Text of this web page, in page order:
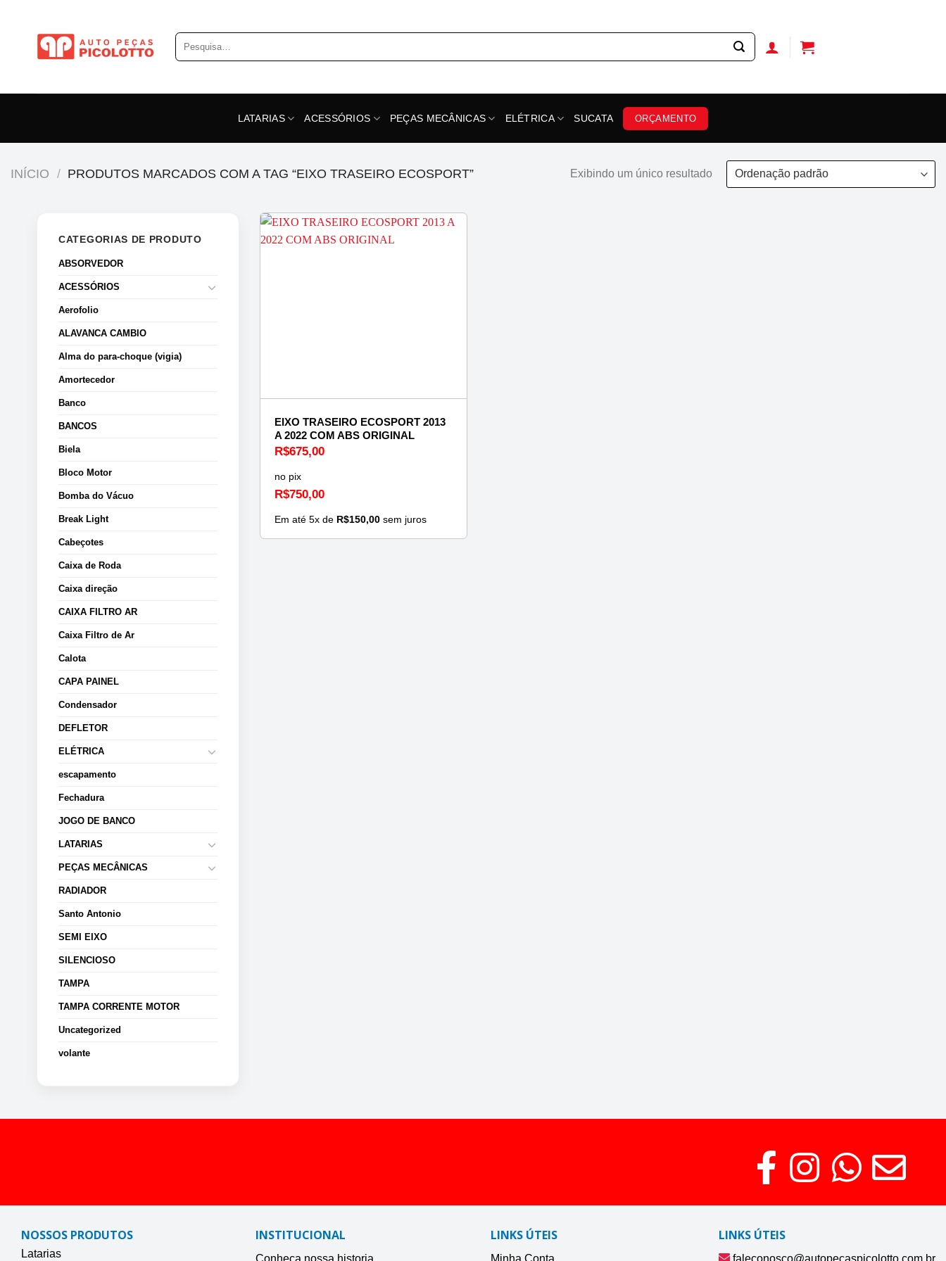
Pesquisar
LATARIAS ACESSÓRIOS PEÇAS MECÂNICAS ELÉTRICA SUCATA ORÇAMENTO
INÍCIO / PRODUTOS MARCADOS COM A TAG “EIXO TRASEIRO ECOSPORT” Exibindo um único resultado
CATEGORIAS DE PRODUTO
ABSORVEDOR
ACESSÓRIOS
Aerofolio
ALAVANCA CAMBIO
Alma do para-choque (vigia)
Amortecedor
Banco
BANCOS
Biela
Bloco Motor
Bomba do Vácuo
Break Light
Cabeçotes
Caixa de Roda
Caixa direção
CAIXA FILTRO AR
Caixa Filtro de Ar
Calota
CAPA PAINEL
Condensador
DEFLETOR
ELÉTRICA
escapamento
Fechadura
JOGO DE BANCO
LATARIAS
PEÇAS MECÂNICAS
RADIADOR
Santo Antonio
SEMI EIXO
SILENCIOSO
TAMPA
TAMPA CORRENTE MOTOR
Uncategorized
volante
EIXO TRASEIRO ECOSPORT 2013
A 2022 COM ABS ORIGINAL
R$675,00
no pix
R$750,00
Em até5x de R$150,00 sem juros
NOSSOS PRODUTOS
Latarias
INSTITUCIONAL
Conheça nossa historia
LINKS ÚTEIS
Minha Conta
LINKS ÚTEIS
faleconosco@autopecaspicolotto.com.br